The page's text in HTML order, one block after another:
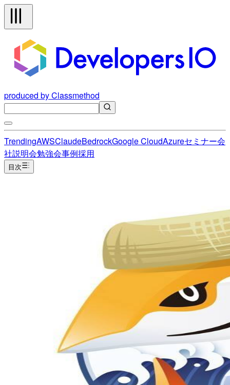
produced by Classmethod
TrendingAWSClaudeBedrockGoogle CloudAzureセミナー会
社説明会勉強会事例採用
目次